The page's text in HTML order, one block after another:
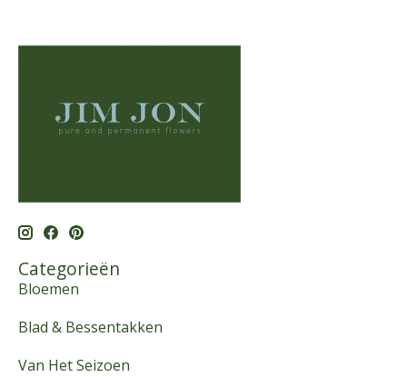
Categorieën
Bloemen
Blad & Bessentakken
Van Het Seizoen